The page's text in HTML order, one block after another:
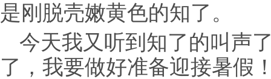
是刚脱壳嫩黄色的知了。
今天我又听到知了的叫声
了，我要做好准备迎接暑假